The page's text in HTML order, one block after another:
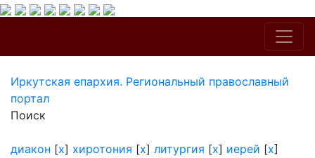
Иркутская епархия. Региональный православный
портал
Поиск
диакон [x] хиротония [x] литургия [x] иерей [x]